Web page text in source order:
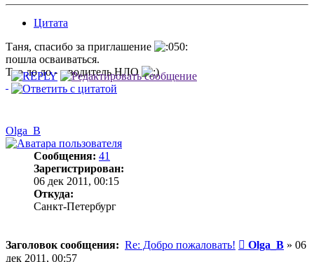
Цитата
Таня, спасибо за приглашение
пошла осваиваться.
Тро ло ло - я водитель НЛО
Olga_B
Сообщения: 41
Зарегистрирован:
06 дек 2011, 00:15
Откуда:
Санкт-Петербург
Заголовок сообщения: Re: Добро пожаловать! Сообщение
Olga_B » 06
дек 2011, 00:57